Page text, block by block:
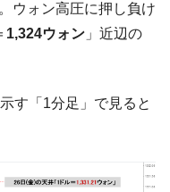
」投資に不適格な国
段ではないのか？
当たり1,214.4億ド
明。李在明を支持しな
ウォン高圧に押し負け
1,324ウォン 」近辺の
す「1分足」で見ると